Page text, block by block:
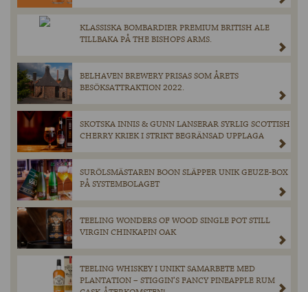
KLASSISKA BOMBARDIER PREMIUM BRITISH ALE
TILLBAKA PÅ THE BISHOPS ARMS.
BELHAVEN BREWERY PRISAS SOM ÅRETS
BESÖKSATTRAKTION 2022.
SKOTSKA INNIS & GUNN LANSERAR SYRLIG SCOTTISH
CHERRY KRIEK I STRIKT BEGRÄNSAD UPPLAGA
SURÖLSMÄSTAREN BOON SLÄPPER UNIK GEUZE-BOX
PÅ SYSTEMBOLAGET
TEELING WONDERS OF WOOD SINGLE POT STILL
VIRGIN CHINKAPIN OAK
TEELING WHISKEY I UNIKT SAMARBETE MED
PLANTATION – STIGGIN’S FANCY PINEAPPLE RUM